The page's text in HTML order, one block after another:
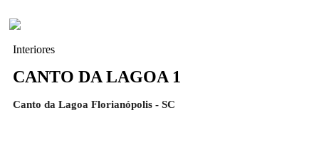
Interiores
CANTO DA LAGOA 1
Canto da Lagoa Florianópolis - SC